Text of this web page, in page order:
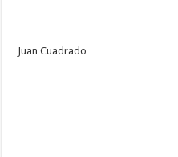
Juan Cuadrado